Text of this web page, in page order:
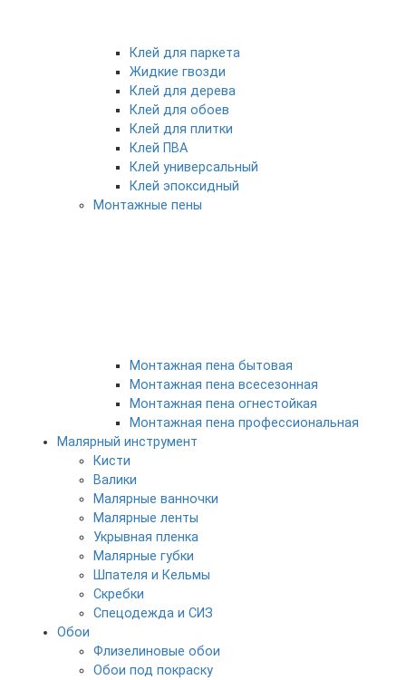
Клей для паркета
Жидкие гвозди
Клей для дерева
Клей для обоев
Клей для плитки
Клей ПВА
Клей универсальный
Клей эпоксидный
Монтажные пены
Монтажная пена бытовая
Монтажная пена всесезонная
Монтажная пена огнестойкая
Монтажная пена профессиональная
Малярный инструмент
Кисти
Валики
Малярные ванночки
Малярные ленты
Укрывная пленка
Малярные губки
Шпателя и Кельмы
Скребки
Спецодежда и СИЗ
Обои
Флизелиновые обои
Обои под покраску